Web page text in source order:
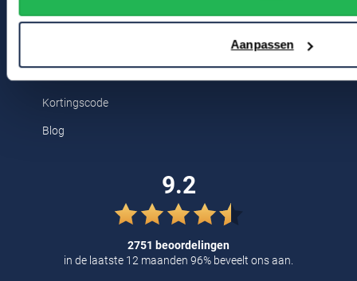
Aanpassen
William Lockie
Alle Merken
2311 CX Leiden
Voor jou
Kortingscode
Blog
9.2
2751 beoordelingen
in de laatste 12 maanden 96% beveelt ons aan.